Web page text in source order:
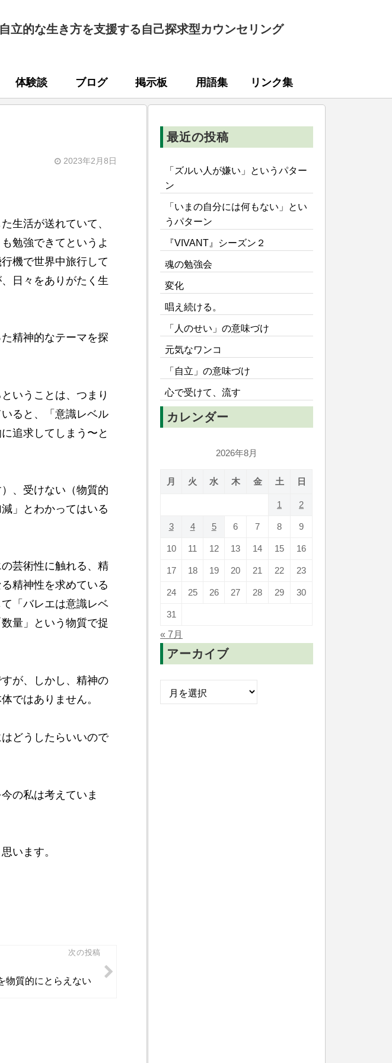
自立的な生き方を支援する自己探求型カウンセリング
体験談 ブログ 掲示板 用語集 リンク集
2023年2月8日
生活が送れていて、
勉強できてというよ
機で世界中旅行して
日々をありがたく生
精神的なテーマを探
いうことは、つまり
ると、「意識レベル
追求してしまう〜と
、受けない（物質的
」とわかってはいる
芸術性に触れる、精
精神性を求めている
「バレエは意識レベ
量」という物質で捉
が、しかし、精神の
ではありません。
どうしたらいいので
の私は考えていま
います。
次の投稿
物質的にとらえない
最近の投稿
「ズルい人が嫌い」というパター
ン
「いまの自分には何もない」とい
うパターン
『VIVANT』シーズン２
魂の勉強会
変化
唱え続ける。
「人のせい」の意味づけ
元気なワンコ
「自立」の意味づけ
心で受けて、流す
カレンダー
2026年8月
月 火 水 木 金 土 日
1 2
3 4 5 6 7 8 9
10 11 12 13 14 15 16
17 18 19 20 21 22 23
24 25 26 27 28 29 30
31
« 7月
アーカイブ
ー